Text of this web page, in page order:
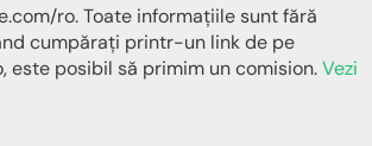
ro. Toate informațiile sunt fără
cumpărați printr-un link de pe
este posibil să primim un comision.Vezi